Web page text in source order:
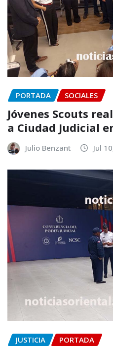
PORTADA SOCIALES
Jóvenes Scouts
a Ciudad Judicial
Julio Benzant Jul
JUSTICIA PORTADA